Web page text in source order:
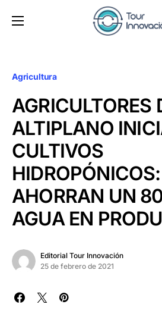
Agricultura
AGRICULTORES
ALTIPLANO
CULTIVOS
HIDROPÓNICOS:
AHORRAN UN
AGUA EN
Editorial Tour Innovación
25 de febrero de 2021